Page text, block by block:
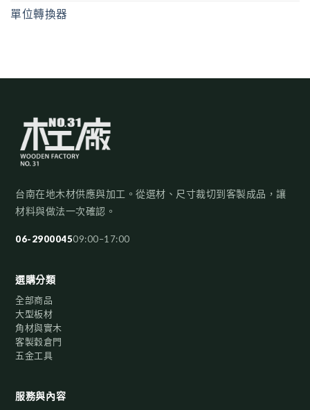
單位轉換器
台南在地木材供應與加工。從選材、尺寸裁切到客製成品，讓
材料與做法一次確認。
06-290004509:00–17:00
選購分類
全部商品
大型板材
角材與實木
客製穀倉門
五金工具
服務與內容